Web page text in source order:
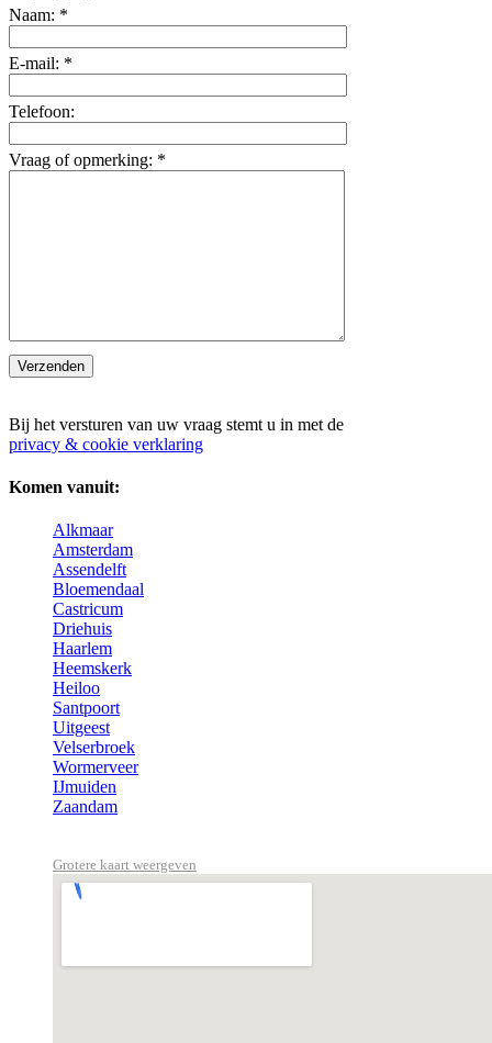
Naam: *
E-mail: *
Telefoon:
Vraag of opmerking: *
Bij het versturen van uw vraag stemt u in met de
privacy & cookie verklaring
Komen vanuit:
Alkmaar
Amsterdam
Assendelft
Bloemendaal
Castricum
Driehuis
Haarlem
Heemskerk
Heiloo
Santpoort
Uitgeest
Velserbroek
Wormerveer
IJmuiden
Zaandam
Grotere kaart weergeven